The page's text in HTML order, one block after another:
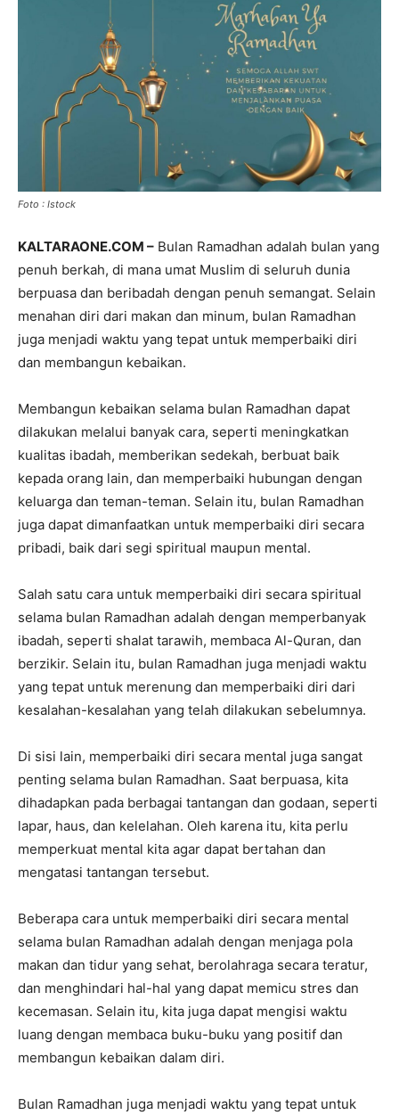
Foto : Istock
KALTARAONE.COM – Bulan Ramadhan adalah bulan yang
penuh berkah, di mana umat Muslim di seluruh dunia
berpuasa dan beribadah dengan penuh semangat. Selain
menahan diri dari makan dan minum, bulan Ramadhan
juga menjadi waktu yang tepat untuk memperbaiki diri
dan membangun kebaikan.
Membangun kebaikan selama bulan Ramadhan dapat
dilakukan melalui banyak cara, seperti meningkatkan
kualitas ibadah, memberikan sedekah, berbuat baik
kepada orang lain, dan memperbaiki hubungan dengan
keluarga dan teman-teman. Selain itu, bulan Ramadhan
juga dapat dimanfaatkan untuk memperbaiki diri secara
pribadi, baik dari segi spiritual maupun mental.
Salah satu cara untuk memperbaiki diri secara spiritual
selama bulan Ramadhan adalah dengan memperbanyak
ibadah, seperti shalat tarawih, membaca Al-Quran, dan
berzikir. Selain itu, bulan Ramadhan juga menjadi waktu
yang tepat untuk merenung dan memperbaiki diri dari
kesalahan-kesalahan yang telah dilakukan sebelumnya.
Di sisi lain, memperbaiki diri secara mental juga sangat
penting selama bulan Ramadhan. Saat berpuasa, kita
dihadapkan pada berbagai tantangan dan godaan, seperti
lapar, haus, dan kelelahan. Oleh karena itu, kita perlu
memperkuat mental kita agar dapat bertahan dan
mengatasi tantangan tersebut.
Beberapa cara untuk memperbaiki diri secara mental
selama bulan Ramadhan adalah dengan menjaga pola
makan dan tidur yang sehat, berolahraga secara teratur,
dan menghindari hal-hal yang dapat memicu stres dan
kecemasan. Selain itu, kita juga dapat mengisi waktu
luang dengan membaca buku-buku yang positif dan
membangun kebaikan dalam diri.
Bulan Ramadhan juga menjadi waktu yang tepat untuk